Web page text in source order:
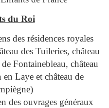
du Roi
des résidences royales
des Tuileries, château
Fontainebleau, château
Laye et château de
des ouvrages généraux